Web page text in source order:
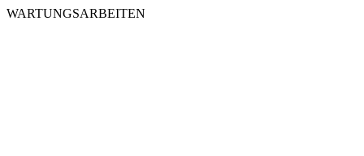
WARTUNGSARBEITEN